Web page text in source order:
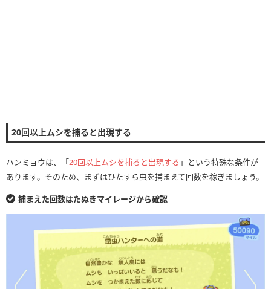
20回以上ムシを捕ると出現する
ハンミョウは、「20回以上ムシを捕ると出現する 」という特殊な条件が
あります。そのため、まずはひたすら虫を捕まえて回数を稼ぎましょう。
捕まえた回数はたぬきマイレージから確認